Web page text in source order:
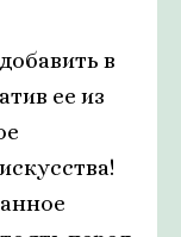
в
ее из